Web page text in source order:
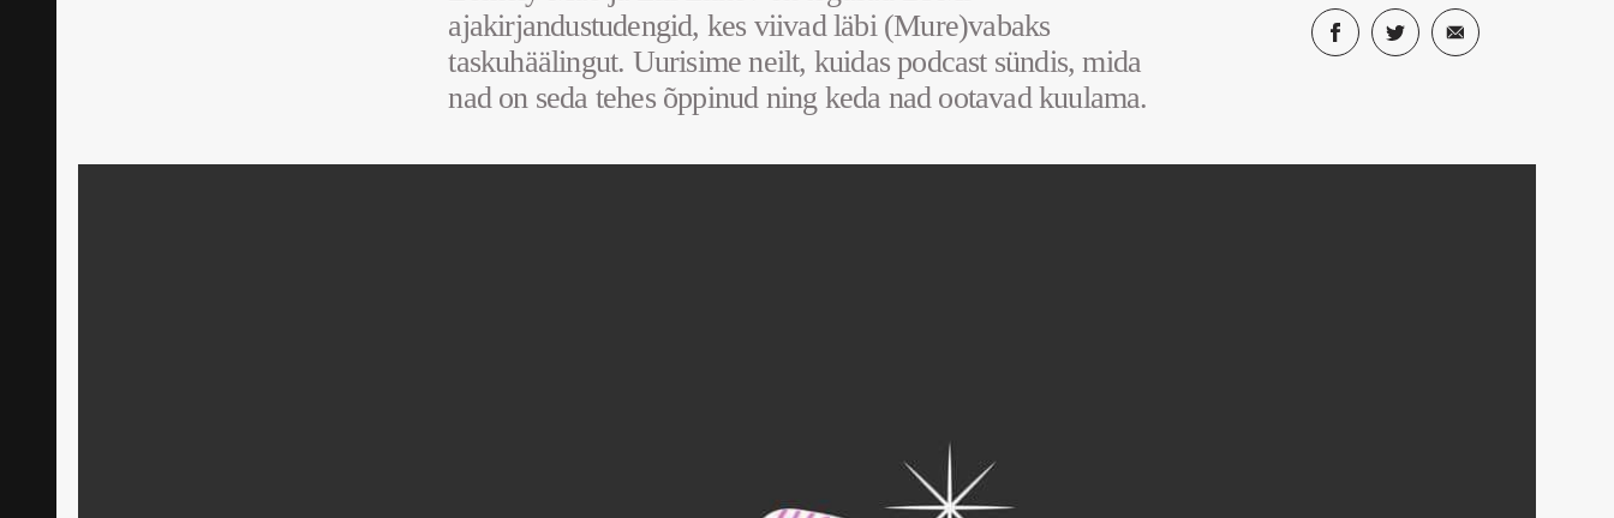
ajakirjandustudengid, kes viivad läbi (Mure)vabaks
taskuhäälingut. Uurisime neilt, kuidas podcast sündis, mida
nad on seda tehes õppinud ning keda nad ootavad kuulama.